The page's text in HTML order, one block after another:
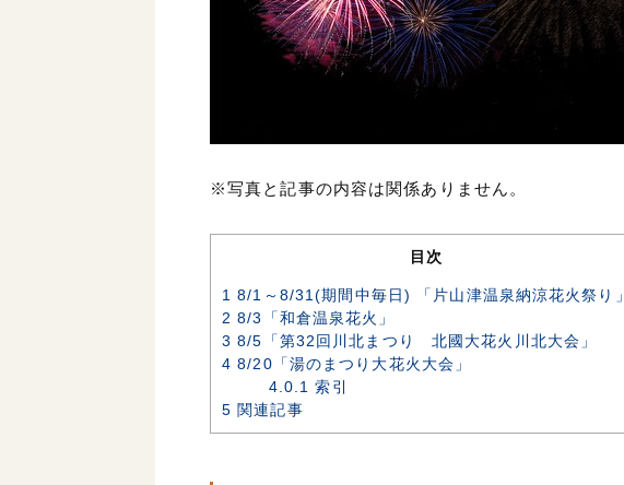
※写真と記事の内容は関係ありません。
目次
1 8/1～8/31(期間中毎日) 「片山津温泉納涼花火祭り」
2 8/3「和倉温泉花火」
3 8/5「第32回川北まつり 北國大花火川北大会」
4 8/20「湯のまつり大花火大会」
4.0.1 索引
5 関連記事